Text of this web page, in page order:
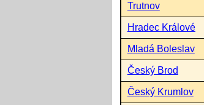
Trutnov
Hradec Králové
Mladá Boleslav
Český Brod
Český Krumlov